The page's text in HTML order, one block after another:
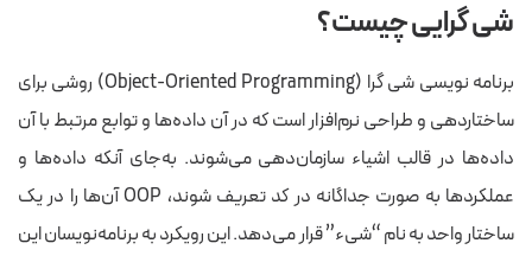
شی گرایی چیست؟
برنامه نویسی شی گرا (Object-Oriented Programming) روشی برای
ساختاردهی و طراحی نرم‌افزار است که در آن داده‌ها و توابع مرتبط با آن
داده‌ها در قالب اشیاء سازمان‌دهی می‌شوند. به‌جای آنکه داده‌ها و
عملکردها به صورت جداگانه در کد تعریف شوند، OOP آن‌ها را در یک
ساختار واحد به نام “شیء” قرار می‌دهد. این رویکرد به برنامه‌نویسان این